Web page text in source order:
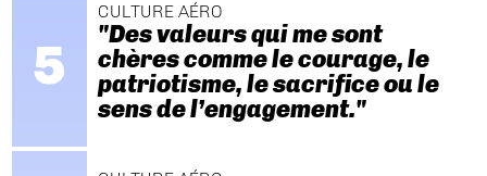
CULTURE AÉRO
"Des valeurs qui me sont
chères comme le courage, le
patriotisme, le sacrifice ou le
sens de l’engagement."